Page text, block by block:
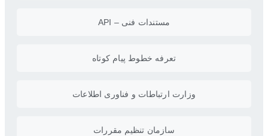
مستندات فنی – API
تعرفه خطوط پیام کوتاه
وزارت ارتباطات و فناوری اطلاعات
سازمان تنظیم مقررات